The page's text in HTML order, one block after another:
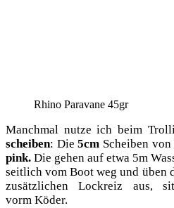
Rhi­no Para­va­ne 45gr
Manch­mal nut­ze ich beim
schei­ben: Die 5cm Schei­ben von
pink. Die gehen auf etwa 5m
seit­lich vom Boot weg und üben
zusätz­li­chen Lock­reiz aus,
vorm Köder.